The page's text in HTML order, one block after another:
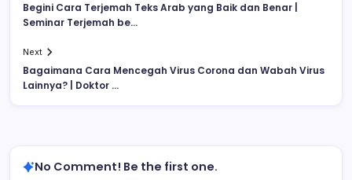
Begini Cara Terjemah Teks Arab yang Baik dan Benar |
Seminar Terjemah be…
Next
Bagaimana Cara Mencegah Virus Corona dan Wabah Virus
Lainnya? | Doktor …
No Comment! Be the first one.